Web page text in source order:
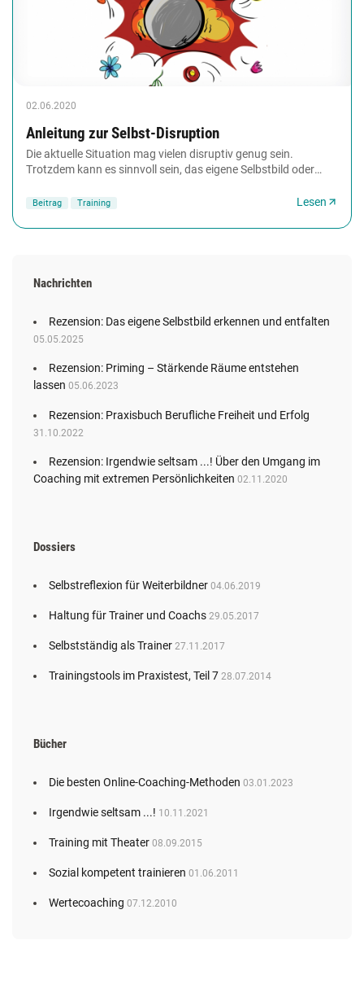
02.06.2020
Anleitung zur Selbst-Disruption
Die aktuelle Situation mag vielen disruptiv genug sein.
Trotzdem kann es sinnvoll sein, das eigene Selbstbild oder
Beitrag Training Lesen
Nachrichten
Rezension: Das eigene Selbstbild erkennen und entfalten
05.05.2025
Rezension: Priming – Stärkende Räume entstehen
lassen 05.06.2023
Rezension: Praxisbuch Berufliche Freiheit und Erfolg
31.10.2022
Rezension: Irgendwie seltsam ...! Über den Umgang im
Coaching mit extremen Persönlichkeiten 02.11.2020
Dossiers
Selbstreflexion für Weiterbildner 04.06.2019
Haltung für Trainer und Coachs 29.05.2017
Selbstständig als Trainer 27.11.2017
Trainingstools im Praxistest, Teil 7 28.07.2014
Bücher
Die besten Online-Coaching-Methoden 03.01.2023
Irgendwie seltsam ...! 10.11.2021
Training mit Theater 08.09.2015
Sozial kompetent trainieren 01.06.2011
Wertecoaching 07.12.2010